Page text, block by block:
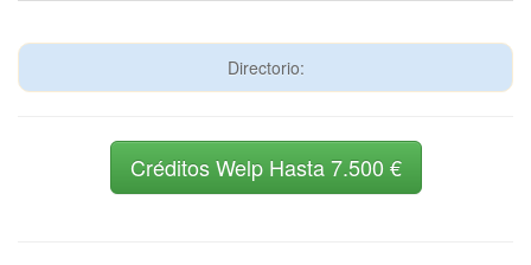
Directorio:
Créditos Welp Hasta 7.500 €